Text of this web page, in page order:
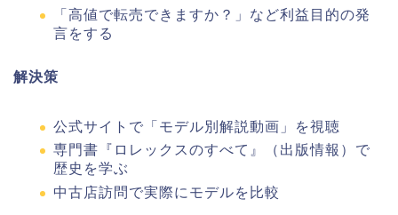
「高値で転売できますか？」など利益目的の発
言をする
解決策
公式サイトで「モデル別解説動画」を視聴
専門書『ロレックスのすべて』（出版情報）で
歴史を学ぶ
中古店訪問で実際にモデルを比較